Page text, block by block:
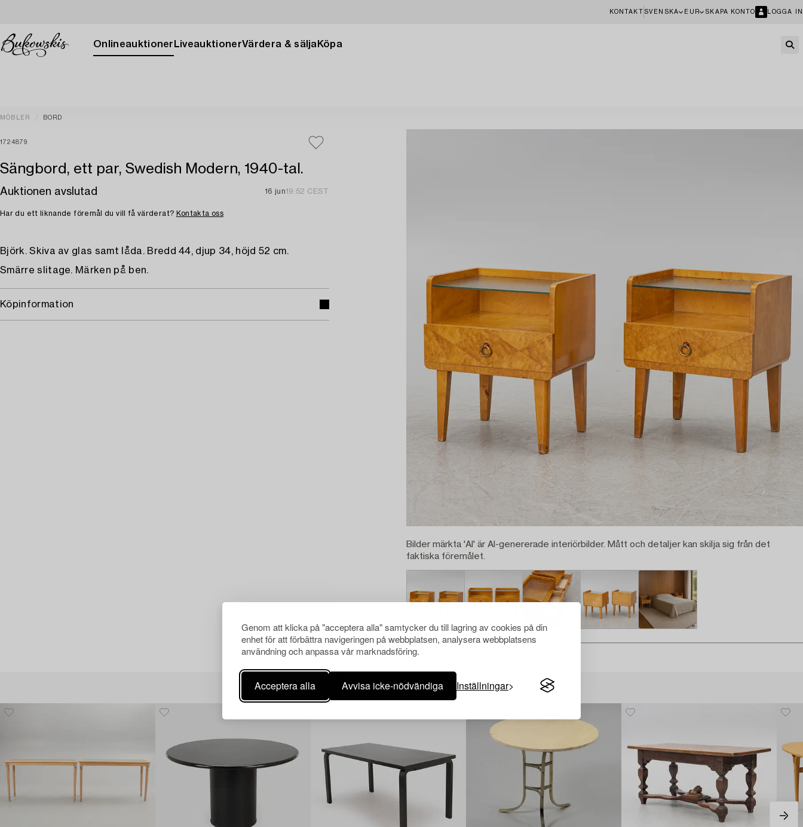
Genom att klicka på "acceptera alla" samtycker du till lagring av cookies på din
enhet för att förbättra navigeringen på webbplatsen, analysera webbplatsens
användning och anpassa vår marknadsföring.
Acceptera alla Avvisa icke-nödvändiga Inställningar
KONTAKT SVENSKA EUR SKAPA KONTO LOGGA IN
Onlineauktioner LiveauktionerVärdera & sälja Köpa
MÖBLER BORD
1724879
Sängbord, ett par, Swedish Modern, 1940-tal.
Auktionen avslutad 16 jun19:52 CEST
Har du ett liknande föremål du vill få värderat? Kontakta oss
Björk. Skiva av glas samt låda. Bredd 44, djup 34, höjd 52 cm.
Smärre slitage. Märken på ben.
Köpinformation
Bilder märkta 'AI' är AI-genererade interiörbilder. Mått och detaljer kan skilja sig från det
faktiska föremålet.
Andra har även tittat på